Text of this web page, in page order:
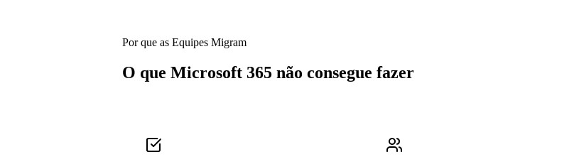
Por que as Equipes Migram
O que Microsoft 365 não consegue fazer